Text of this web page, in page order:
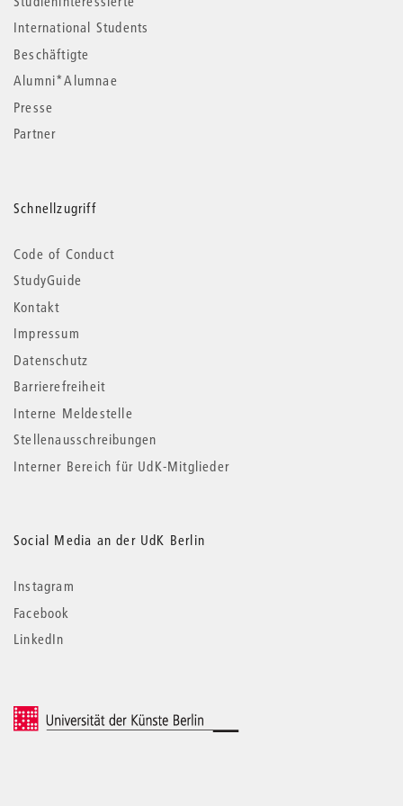
International Students
Beschäftigte
Alumni*Alumnae
Presse
Partner
Schnellzugriff
Code of Conduct
StudyGuide
Kontakt
Impressum
Datenschutz
Barrierefreiheit
Interne Meldestelle
Stellenausschreibungen
Interner Bereich für UdK-Mitglieder
Social Media an der UdK Berlin
Instagram
Facebook
LinkedIn
© 2026 Universität der Künste Berlin